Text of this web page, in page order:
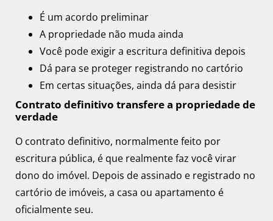
É um acordo preliminar
A propriedade não muda ainda
Você pode exigir a escritura definitiva depois
Dá para se proteger registrando no cartório
Em certas situações, ainda dá para desistir
Contrato definitivo transfere a propriedade de
verdade
O contrato definitivo, normalmente feito por
escritura pública, é que realmente faz você virar
dono do imóvel. Depois de assinado e registrado no
cartório de imóveis, a casa ou apartamento é
oficialmente seu.